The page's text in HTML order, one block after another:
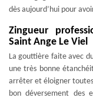
dès aujourd’hui pour
Zingueur
Saint Ange Le Viel
La gouttière faite avec
une très bonne
arrêter et éloigner toutes
bon déversement des